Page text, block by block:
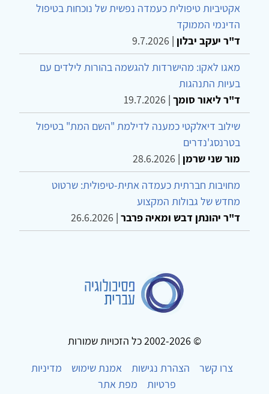
אקטיביות טיפולית כעמדה נפשית של נוכחות בטיפול
הדינמי הממוקד
ד"ר יעקב יבלון |
9.7.2026
מאגו לאקו: מהישרדות להגשמה בהורות לילדים עם
בעיות התנהגות
ד"ר ליאור סומך |
19.7.2026
שילוב דיאלקטי כמענה לדילמת "השם המת" בטיפול
בטרנסג'נדרים
מור שני שרמן |
28.6.2026
מחויבות חברתית כעמדה אתית-טיפולית: שרטוט
מחדש של גבולות המקצוע
ד"ר יהונתן דבש ומאיה פרבר |
26.6.2026
© 2002-2026 כל הזכויות שמורות
צרו קשר
הצהרת נגישות אמנת שימוש
מדיניות
פרטיות
מפת אתר